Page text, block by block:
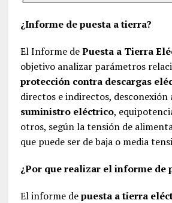
¿Informe de puesta a tierra?
El Informe dePuesta a Tierra
objetivo analizar parámetros
protección contra descargas
directos e indirectos,
suministro eléctrico,
otros, según la tensión de
que puede ser de baja o media
¿Por que realizar el informe de
El informe depuesta a tierra